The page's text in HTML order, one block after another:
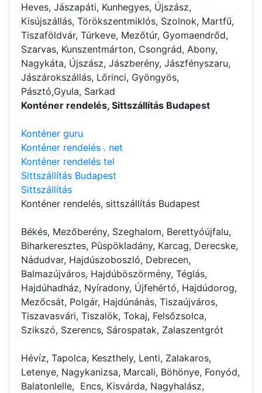
Heves, Jászapáti, Kunhegyes, Újszász,
Kisújszállás, Törökszentmiklós, Szolnok, Martfű,
Tiszaföldvár, Túrkeve, Mezőtúr, Gyomaendrőd,
Szarvas, Kunszentmárton, Csongrád, Abony,
Nagykáta, Újszász, Jászberény, Jászfényszaru,
Jászárokszállás, Lőrinci, Gyöngyös,
Pásztó,Gyula, Sarkad
Konténer rendelés, Sittszállítás Budapest
Konténer guru
Konténer rendelés . net
Konténer rendelés tel
Sittszállítás Budapest
Sittszállítás
Konténer rendelés, sittszállítás Budapest
Békés, Mezőberény, Szeghalom, Berettyóújfalu,
Biharkeresztes, Püspökladány, Karcag, Derecske,
Nádudvar, Hajdúszoboszló, Debrecen,
Balmazújváros, Hajdúböszörmény, Téglás,
Hajdúhadház, Nyíradony, Újfehértó, Hajdúdorog,
Mezőcsát, Polgár, Hajdúnánás, Tiszaújváros,
Tiszavasvári, Tiszalök, Tokaj, Felsőzsolca,
Szikszó, Szerencs, Sárospatak, Zalaszentgrót
Hévíz, Tapolca, Keszthely, Lenti, Zalakaros,
Letenye, Nagykanizsa, Marcali, Böhönye, Fonyód,
Balatonlelle, Encs, Kisvárda, Nagyhalász,